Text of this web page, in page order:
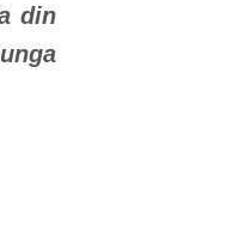
din